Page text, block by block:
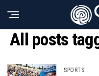
All posts
SPORTS